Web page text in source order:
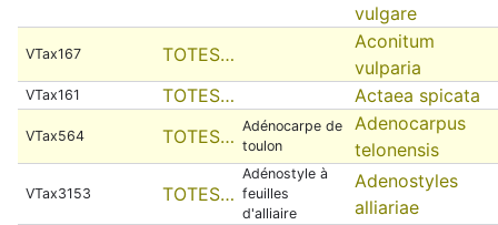
vulgare
VTax167 TOTES…
Aconitum
vulparia
VTax161 TOTES… Actaea spicata
VTax564 TOTES… Adénocarpe de
toulon
Adenocarpus
telonensis
VTax3153 TOTES…
Adénostyle à
feuilles
d'alliaire
Adenostyles
alliariae